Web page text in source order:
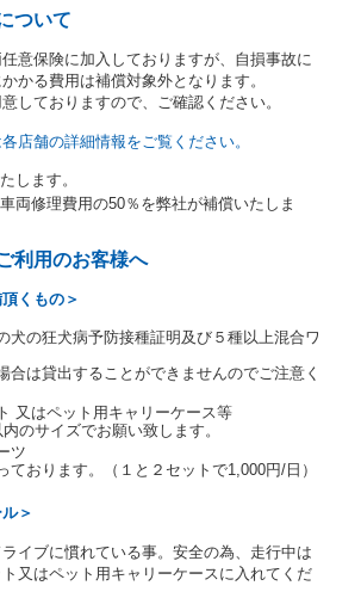
るため、貸渡契約の締結にあたり、借受
受人の指定する運転者（以下「運転者」
）の運転免許証の提示を求めるほか、そ
を求めることがあります。この場合、借
が運転者であるときは自己の運転免許証
を提示するものとします。
達「レンタカーに関する基本通達」（自
平成7年6月13日）の２．(10)及び(11)の
免許証とは、道路交通法第９２条に規定
免許証のうち、道路交通法施行規則第１
式第１４の書式の運転免許証をいいま
契約の締結にあたり、借受人及び運転者
免許証のほかに本人確認ができる書類の
及び提出された書類の写しをとることが
契約の締結にあたり、借受期間中に借受
と連絡するための携帯電話番号等の告知
ド若しくは現金による支払いを求め、又
後の借受期間の延長はできないものとし
ついて
意保険に加入しておりますが、自損事故に
かる費用は補償対象外となります。
しておりますので、ご確認ください。
店舗の詳細情報をご覧ください。
します。
両修理費用の50％を弊社が補償いたしま
利用のお客様へ
くもの＞
犬の狂犬病予防接種証明及び５種以上混合ワ
合は貸出することができませんのでご注意く
又はペット用キャリーケース等
のサイズでお願い致します。
ツ
おります。（１と２セットで1,000円/日）
＞
イブに慣れている事。安全の為、走行中は
又はペット用キャリーケースに入れてくだ